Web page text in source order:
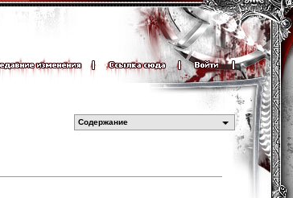
Содержание